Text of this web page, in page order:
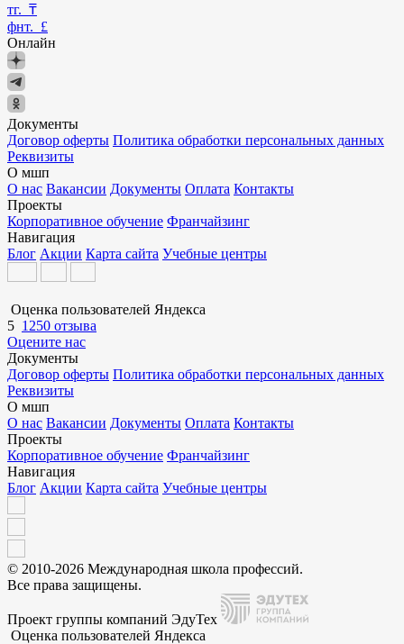
тг. ₸
фнт. £
Онлайн
Документы
Договор оферты Политика обработки персональных данных
Реквизиты
О мшп
О нас Вакансии Документы Оплата Контакты
Проекты
Корпоративное обучение Франчайзинг
Навигация
Блог Акции Карта сайта Учебные центры
Оценка пользователей Яндекса
5 1250 отзыва
Оцените нас
Документы
Договор оферты Политика обработки персональных данных
Реквизиты
О мшп
О нас Вакансии Документы Оплата Контакты
Проекты
Корпоративное обучение Франчайзинг
Навигация
Блог Акции Карта сайта Учебные центры
© 2010-2026 Международная школа профессий.
Все права защищены.
Проект группы компаний ЭдуТех
Оценка пользователей Яндекса